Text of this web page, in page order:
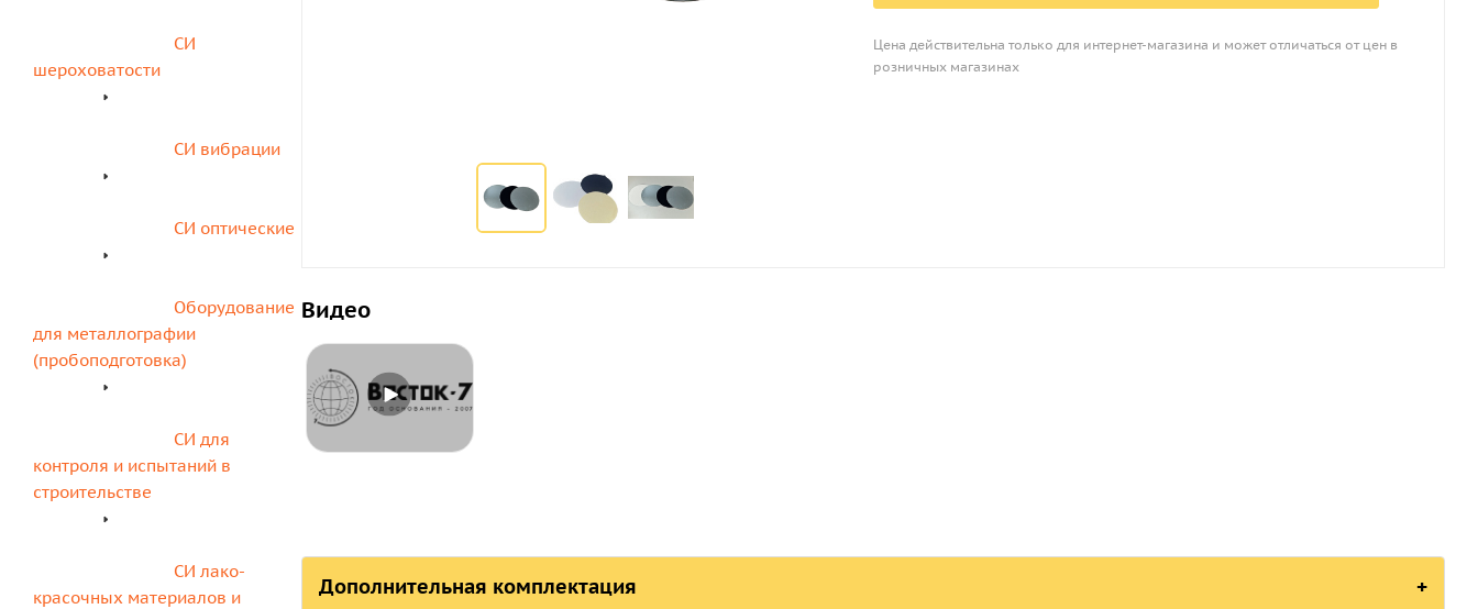
Цена действительна только для интернет-магазина и может отличаться от цен в
розничных магазинах
Видео
Дополнительная комплектация
СИ
шероховатости
СИ вибрации
СИ оптические
Оборудование
для металлографии
(пробоподготовка)
СИ для
контроля и испытаний в
строительстве
СИ лако-
красочных материалов и